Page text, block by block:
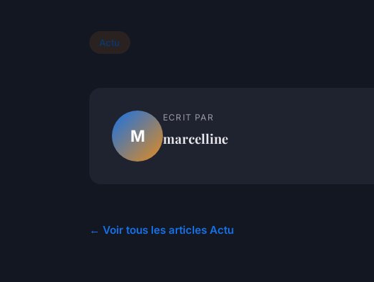
Actu
M
ECRIT PAR
marcelline
← Voir tous les articles Actu